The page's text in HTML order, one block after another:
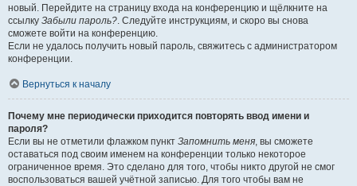
новый. Перейдите на страницу входа на конференцию и щёлкните на
ссылку Забыли пароль?. Следуйте инструкциям, и скоро вы снова
сможете войти на конференцию.
Если не удалось получить новый пароль, свяжитесь с администратором
конференции.
Вернуться к началу
Почему мне периодически приходится повторять ввод имени и
пароля?
Если вы не отметили флажком пункт Запомнить меня, вы сможете
оставаться под своим именем на конференции только некоторое
ограниченное время. Это сделано для того, чтобы никто другой не смог
воспользоваться вашей учётной записью. Для того чтобы вам не